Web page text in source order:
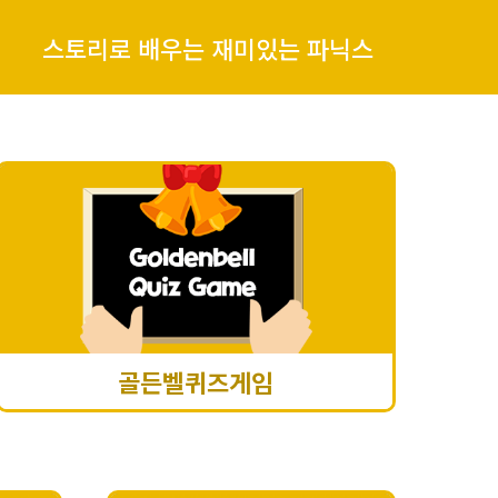
스토리로 배우는 재미있는 파닉스
골든벨퀴즈게임